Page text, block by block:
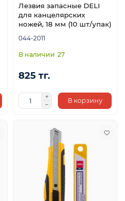
Лезвия запасные DELI
для канцелярских
ножей, 18 мм (10 шт/упак)
044-2011
27
825 тг.
В корзину